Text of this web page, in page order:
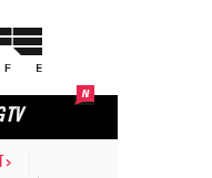
TV
>